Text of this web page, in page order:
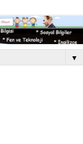
▼